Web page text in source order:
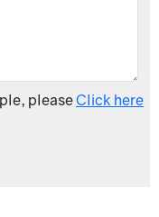
pleaseClick here